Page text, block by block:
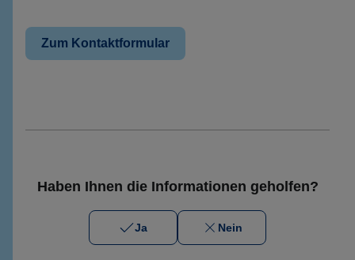
Zum Kontaktformular
Haben Ihnen die Informationen geholfen?
Ja Nein